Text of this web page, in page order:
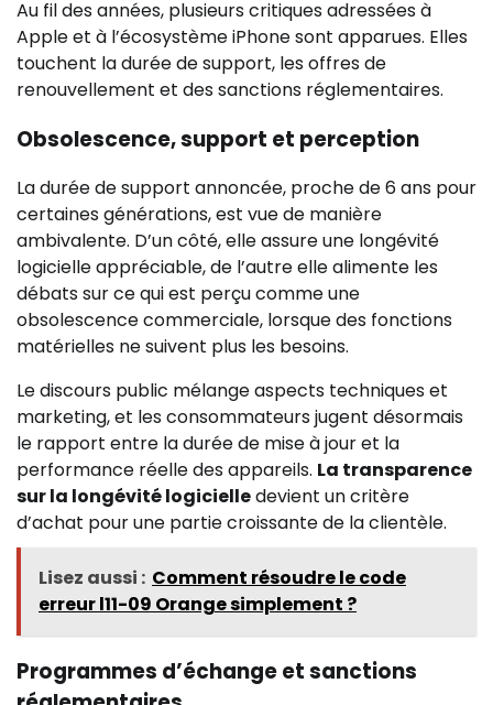
Au fil des années, plusieurs critiques adressées à
Apple et à l’écosystème iPhone sont apparues. Elles
touchent la durée de support, les offres de
renouvellement et des sanctions réglementaires.
Obsolescence, support et perception
La durée de support annoncée, proche de 6 ans pour
certaines générations, est vue de manière
ambivalente. D’un côté, elle assure une longévité
logicielle appréciable, de l’autre elle alimente les
débats sur ce qui est perçu comme une
obsolescence commerciale, lorsque des fonctions
matérielles ne suivent plus les besoins.
Le discours public mélange aspects techniques et
marketing, et les consommateurs jugent désormais
le rapport entre la durée de mise à jour et la
performance réelle des appareils. La transparence
sur la longévité logicielledevient un critère
d’achat pour une partie croissante de la clientèle.
Lisez aussi : Comment résoudre le code
erreur l11-09 Orange simplement ?
Programmes d’échange et sanctions